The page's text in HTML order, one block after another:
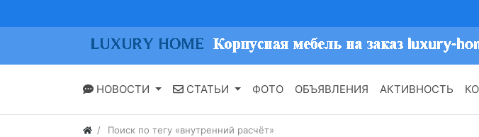
НОВОСТИ СТАТЬИ ФОТО ОБЪЯВЛЕНИЯ АКТИВНОСТЬ
Поиск по тегу «внутренний расчёт»